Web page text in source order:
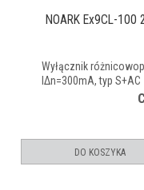
NOARK Ex9CL-100
Wyłącznik
IΔn=300mA, typ S+AC
DO KOSZYKA